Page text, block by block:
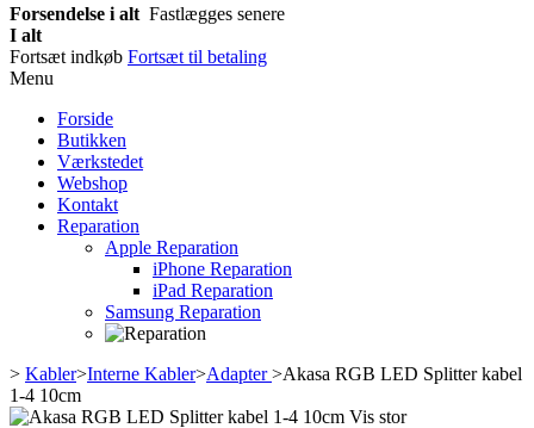
Forsendelse i alt Fastlægges senere
I alt
Fortsæt indkøb Fortsæt til betaling
Menu
Forside
Butikken
Værkstedet
Webshop
Kontakt
Reparation
Apple Reparation
iPhone Reparation
iPad Reparation
Samsung Reparation
> Kabler>Interne Kabler>Adapter>Akasa RGB LED Splitter kabel
1-4 10cm
Vis stor